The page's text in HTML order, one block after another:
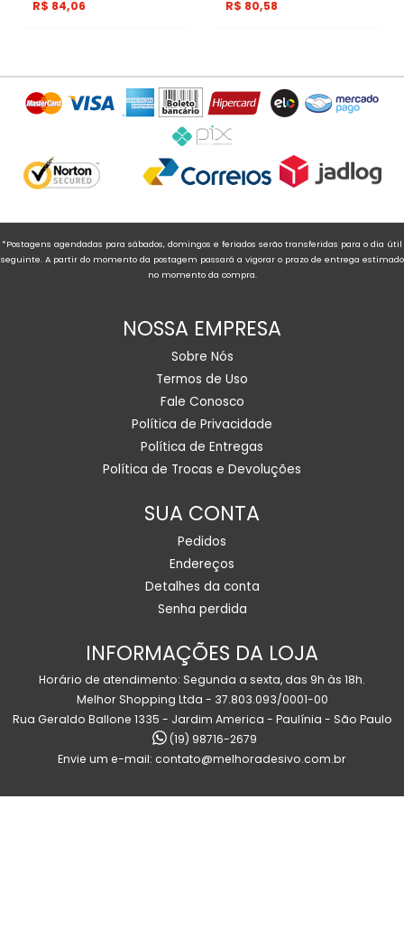
R$ 84,06 R$ 80,58
*Postagens agendadas para sábados, domingos e feriados serão transferidas para o dia útil
seguinte. A partir do momento da postagem passará a vigorar o prazo de entrega estimado
no momento da compra.
NOSSA EMPRESA
Sobre Nós
Termos de Uso
Fale Conosco
Política de Privacidade
Política de Entregas
Política de Trocas e Devoluções
SUA CONTA
Pedidos
Endereços
Detalhes da conta
Senha perdida
INFORMAÇÕES DA LOJA
Horário de atendimento: Segunda a sexta, das 9h às 18h.
Melhor Shopping Ltda - 37.803.093/0001-00
Rua Geraldo Ballone 1335 - Jardim America - Paulínia - São Paulo
(19) 98716-2679
Envie um e-mail: contato@melhoradesivo.com.br